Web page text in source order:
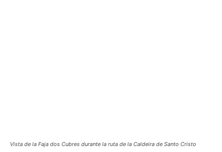
Vista de la Faja dos Cubres durante la ruta de la Caldeira de Santo Cristo